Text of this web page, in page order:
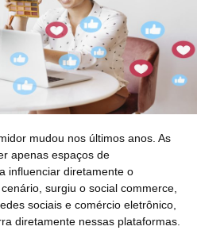
mudou nos últimos anos. As
apenas espaços de
influenciar diretamente o
surgiu o social commerce,
sociais e comércio eletrônico,
diretamente nessas plataformas.